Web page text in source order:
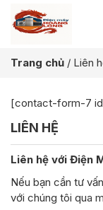
Trang chủ / Liên
[contact-form-7
LIÊN HỆ
Liên hệ với Điện
Nếu bạn cần tư
với chúng tôi qua